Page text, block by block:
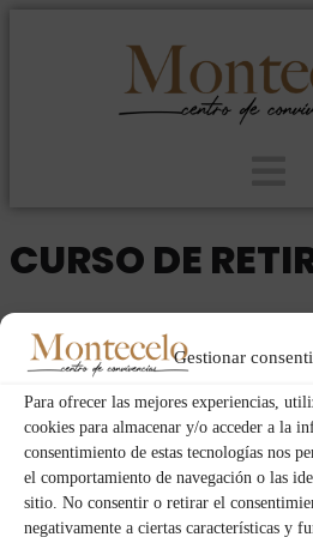
Gestionar
Para ofrecer las mejores experiencias,
cookies para almacenar y/o acceder a la
consentimiento de estas tecnologías nos
el comportamiento de navegación o las
sitio. No consentir o retirar el
negativamente a ciertas características y
CURSO DE
2020
LUN
09 14
Fechas y horas
09/03/202012:00 -14/03/202010:00